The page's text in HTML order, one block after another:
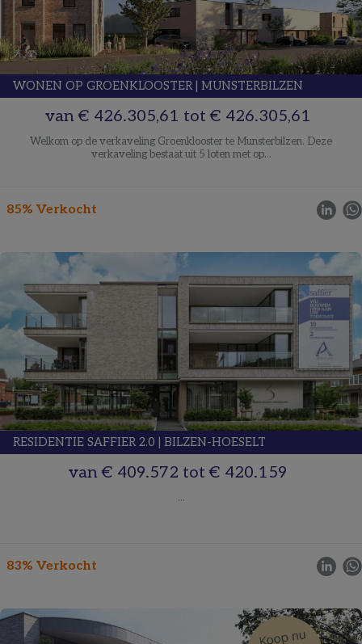
WONEN OP GROENKLOOSTER| MUNSTERBILZEN
van € 426.305,61 tot € 426.305,61
Welkom op de verkaveling Groenklooster te Munsterbilzen. Deze
verkaveling bestaat uit 5 loten met op...
85% Verkocht
RESIDENTIE SAFFIER 2.0 BILZEN-HOESELT
van € 409.572 tot € 420.159
...
83% Verkocht